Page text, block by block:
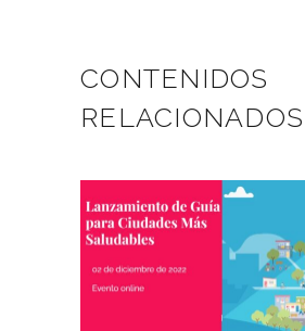
CONTENIDOS
RELACIONADOS